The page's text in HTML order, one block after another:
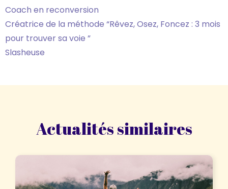
Coach en reconversion
Créatrice de la méthode “Rêvez, Osez, Foncez : 3 mois
pour trouver sa voie ”
Slasheuse
Actualités similaires